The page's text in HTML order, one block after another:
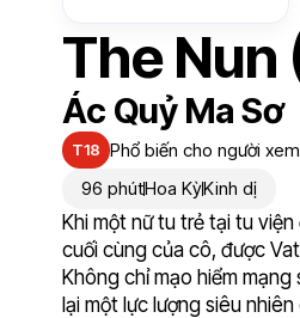
The Nun
Ác Quỷ Ma Sơ
T18 Phổ biến cho người
96 phútHoa KỳKinh dị
Khi một nữ tu trẻ tại tu
cuối cùng của cô, được
Không chỉ mạo hiểm
lại một lực lượng siêu